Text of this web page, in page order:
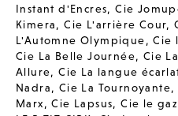
Instant d'Encres,Cie
Kimera,Cie L'arrière Cour,
L'Automne Olympique,Cie
Cie La Belle Journée, Cie
Allure,Cie La langue
Nadra, Cie La Tournoyante,
Marx,Cie Lapsus,Cie le